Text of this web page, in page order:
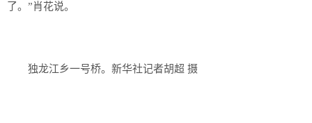
了。”肖花说。
独龙江乡一号桥。新华社记者胡超 摄